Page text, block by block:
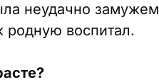
неудачно
родную воспитал.